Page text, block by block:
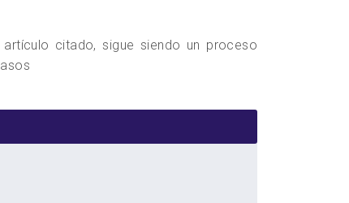
citado, sigue siendo un proceso